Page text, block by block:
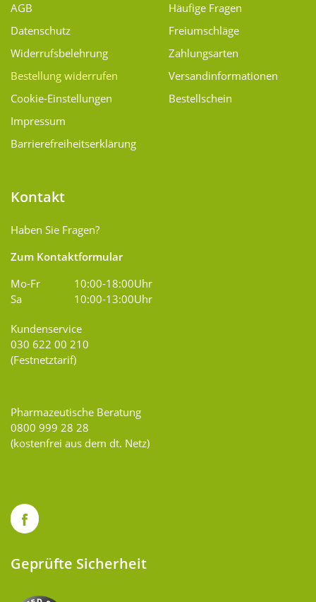
AGB
Datenschutz
Widerrufsbelehrung
Bestellung widerrufen
Cookie-Einstellungen
Impressum
Barrierefreiheitserklärung
Häufige Fragen
Freiumschläge
Zahlungsarten
Versand­informationen
Bestellschein
Kontakt
Haben Sie Fragen?
Zum Kontaktformular
Mo-Fr
10:00-18:00Uhr
Sa
10:00-13:00Uhr
Kundenservice
030 622 00 210
(Festnetztarif)
Pharmazeutische Beratung
0800 999 28 28
(kostenfrei aus dem dt. Netz)
Geprüfte Sicherheit